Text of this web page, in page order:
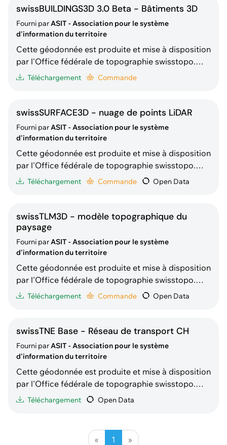
swissBOUNDARIES3D comprend les unités
administratives et les fro
swissBUILDINGS3D 3.0 Beta - Bâtiments 3D
Fourni parASIT - Association pour le système
d'information du territoire
Cette géodonnée est produite et mise à disposition
par l'Office fédérale de topographie swisstopo.
Elle est redistribuée par l'ASIT sous forme de
« swissBUILDINGS3D 3.0 Beta est un jeu de
données qu
Téléchargement Commande
swissSURFACE3D - nuage de points LiDAR
Fourni parASIT - Association pour le système
d'information du territoire
Cette géodonnée est produite et mise à disposition
par l'Office fédérale de topographie swisstopo.
Elle est redistribuée gratuitement par l'ASIT sous
membres ASIT exclusivement). Description selon
swisstopo
Téléchargement Commande Open Data
swissTLM3D - modèle topographique du
paysage
Fourni parASIT - Association pour le système
d'information du territoire
Cette géodonnée est produite et mise à disposition
par l'Office fédérale de topographie swisstopo.
Elle est redistribuée gratuitement par l'ASIT sous
membres ASIT exclusivement). Description selon
swissto
Téléchargement Commande Open Data
swissTNE Base - Réseau de transport CH
Fourni parASIT - Association pour le système
d'information du territoire
Cette géodonnée est produite et mise à disposition
par l'Office fédérale de topographie swisstopo.
Elle est redistribuée gratuitement par l'ASIT sous
modélise les quatre types d’axes de transport que
Téléchargement Open Data
« 1 »